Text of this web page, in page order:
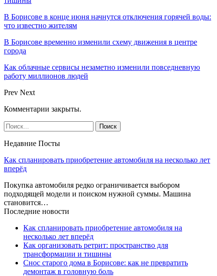
В Борисове в конце июня начнутся отключения горячей воды:
что известно жителям
В Борисове временно изменили схему движения в центре
города
Как облачные сервисы незаметно изменили повседневную
работу миллионов людей
Prev Next
Комментарии закрыты.
Недавние Посты
Как спланировать приобретение автомобиля на несколько лет
вперёд
Покупка автомобиля редко ограничивается выбором
подходящей модели и поиском нужной суммы. Машина
становится…
Последние новости
Как спланировать приобретение автомобиля на
несколько лет вперёд
Как организовать ретрит: пространство для
трансформации и тишины
Снос старого дома в Борисове: как не превратить
демонтаж в головную боль